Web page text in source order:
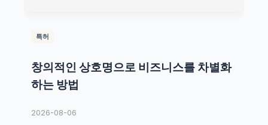
특허
창의적인 상호명으로 비즈니스를 차별화
하는 방법
2026-08-06